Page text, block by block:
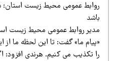
عمومی محیط زیست استان: شاید
روابط عمومی محیط زیست استان
ما» گفت: تا این لحظه ما از این
تکذیب می کنیم. هرندی افزود: اگر